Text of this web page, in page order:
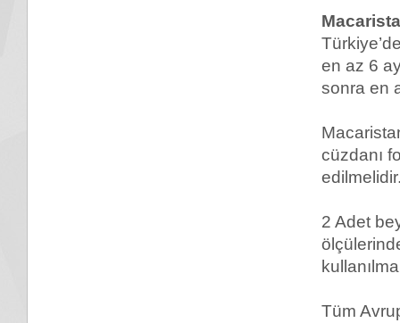
en az 6
sonra en
cüzdanı
2 Adet
Tüm